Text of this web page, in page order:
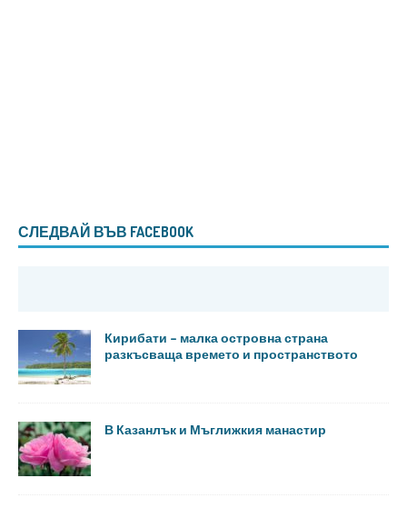
СЛЕДВАЙ ВЪВ FACEBOOK
Кирибати – малка островна страна
разкъсваща времето и пространството
В Казанлък и Мъглижкия манастир